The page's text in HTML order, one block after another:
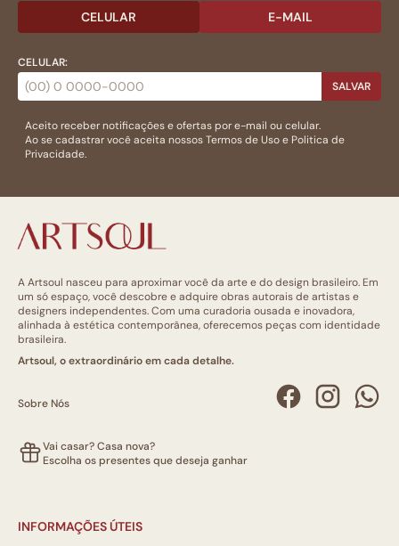
CELULAR E-MAIL
CELULAR:
SALVAR
Aceito receber notificações e ofertas por e-mail ou celular.
Ao se cadastrar você aceita nossosTermos de Usoe Politica de
Privacidade.
A Artsoul nasceu para aproximar você da arte e do design brasileiro. Em
um só espaço, você descobre e adquire obras autorais de artistas e
designers independentes. Com uma curadoria ousada e inovadora,
alinhada à estética contemporânea, oferecemos peças com identidade
brasileira.
Artsoul, o extraordinário em cada detalhe.
Sobre Nós
Vai casar? Casa nova?
Escolha os presentes que deseja ganhar
INFORMAÇÕES ÚTEIS